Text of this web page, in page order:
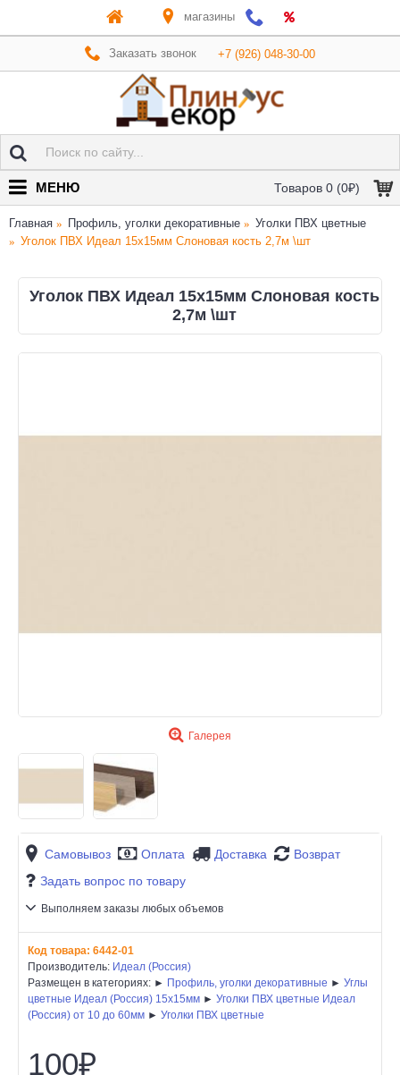
магазины
Заказать звонок +7 (926) 048-30-00
Товаров 0 (0₽)
МЕНЮ
Главная Профиль, уголки декоративные
Уголки ПВХ цветные
Уголок ПВХ Идеал 15х15мм Слоновая кость 2,7м \шт
Уголок ПВХ Идеал 15х15мм Слоновая кость
2,7м \шт
Галерея
Самовывоз Оплата Доставка
Возврат
Задать вопрос по товару
Выполняем заказы любых объемов
Код товара: 6442-01
Производитель: Идеал (Россия)
Размещен в категориях: ► Профиль, уголки декоративные ► Углы
цветные Идеал (Россия) 15х15мм ► Уголки ПВХ цветные Идеал
(Россия) от 10 до 60мм ► Уголки ПВХ цветные
100₽